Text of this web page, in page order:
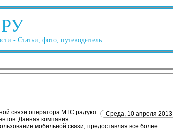
РУ
- Статьи, фото, путеводитель
Среда, 10 апреля 2013
связи оператора МТС радуют
Данная компания
мобильной связи, предоставляя все более